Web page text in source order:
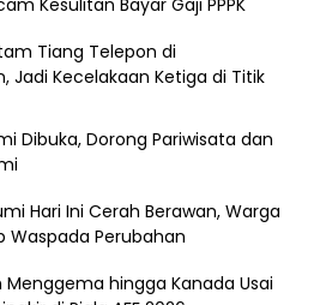
Tiang Telepon di
Jadi Kecelakaan Ketiga di Titik
Dibuka, Dorong Pariwisata dan
Hari Ini Cerah Berawan, Warga
Waspada Perubahan
Menggema hingga Kanada Usai